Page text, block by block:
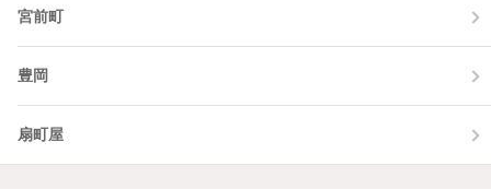
宮前町
豊岡
扇町屋